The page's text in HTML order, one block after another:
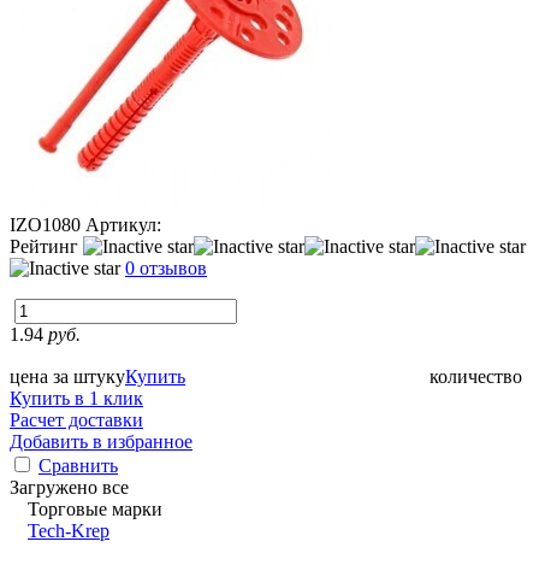
IZO1080 Артикул:
Рейтинг
0 отзывов
1.94 руб.
цена за штуку количество
Купить
Купить в 1 клик
Расчет доставки
Добавить в избранное
Сравнить
Загружено все
Торговые марки
Tech-Krep